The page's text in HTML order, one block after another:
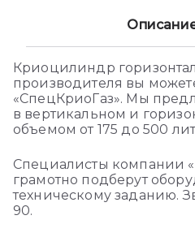
Криоцилиндр
производителя вы
«СпецКриоГаз». Мы
в вертикальном и
объемом от 175 до 500
Специалисты компании
грамотно подберут
техническому заданию.
90.